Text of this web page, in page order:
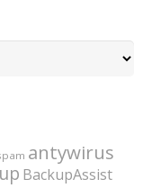
antywirus
BackupAssist